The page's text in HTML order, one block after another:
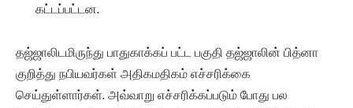
கட்டப்பட்டன.
தஜ்ஜாலிடமிருந்து பாதுகாக்கப் பட்ட பகுதி தஜ்ஜாலின் பித்னா
குறித்து நபியவர்கள் அதிகமதிகம் எச்சரிக்கை
செய்துள்ளார்கள். அவ்வாறு எச்சரிக்கப்படும் போது பல